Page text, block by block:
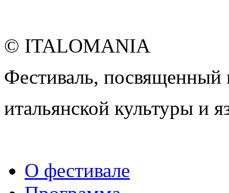
© ITALOMANIA
Фестиваль,
итальянской культуры и
О фестивале